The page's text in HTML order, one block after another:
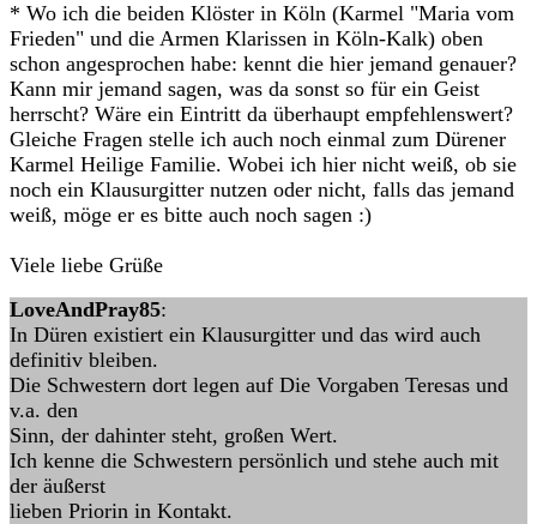
* Wo ich die beiden Klöster in Köln (Karmel "Maria vom
Frieden" und die Armen Klarissen in Köln-Kalk) oben
schon angesprochen habe: kennt die hier jemand genauer?
Kann mir jemand sagen, was da sonst so für ein Geist
herrscht? Wäre ein Eintritt da überhaupt empfehlenswert?
Gleiche Fragen stelle ich auch noch einmal zum Dürener
Karmel Heilige Familie. Wobei ich hier nicht weiß, ob sie
noch ein Klausurgitter nutzen oder nicht, falls das jemand
weiß, möge er es bitte auch noch sagen :)
Viele liebe Grüße
LoveAndPray85:
In Düren existiert ein Klausurgitter und das wird auch
definitiv bleiben.
Die Schwestern dort legen auf Die Vorgaben Teresas und
v.a. den
Sinn, der dahinter steht, großen Wert.
Ich kenne die Schwestern persönlich und stehe auch mit
der äußerst
lieben Priorin in Kontakt.